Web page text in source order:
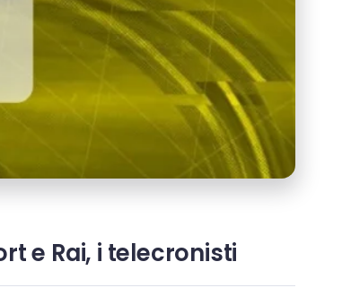
e Rai, i telecronisti